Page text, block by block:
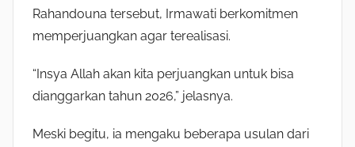
Rahandouna tersebut, Irmawati berkomitmen
memperjuangkan agar terealisasi.
“Insya Allah akan kita perjuangkan untuk bisa
dianggarkan tahun 2026,” jelasnya.
Meski begitu, ia mengaku beberapa usulan dari